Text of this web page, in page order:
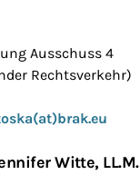
Ausschuss 4
Rechtsverkehr)
Witte, LL.M.